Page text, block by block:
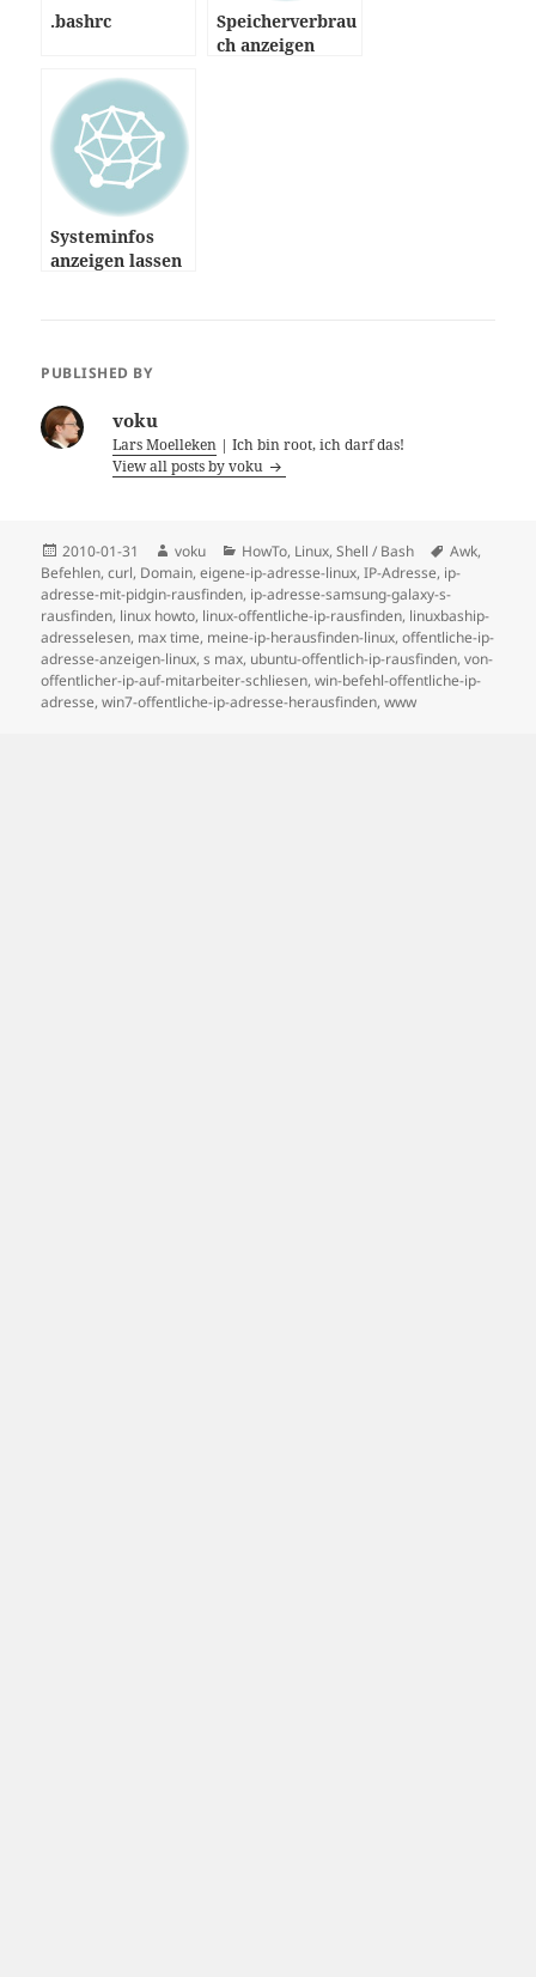
.bashrc
Speicherverbrau
ch anzeigen
Systeminfos
anzeigen lassen
PUBLISHED BY
voku
Lars Moelleken | Ich bin root, ich darf das!
View all posts by voku
Posted
on
2010-01-31 Author
voku Categories
HowTo, Linux,Shell / Bash Tags
Awk,
Befehlen,curl, Domain,eigene-ip-adresse-linux,IP-Adresse, ip-
adresse-mit-pidgin-rausfinden, ip-adresse-samsung-galaxy-s-
rausfinden, linux howto, linux-offentliche-ip-rausfinden, linuxbaship-
adresselesen, max time, meine-ip-herausfinden-linux,offentliche-ip-
adresse-anzeigen-linux,s max, ubuntu-offentlich-ip-rausfinden,von-
offentlicher-ip-auf-mitarbeiter-schliesen,win-befehl-offentliche-ip-
adresse,win7-offentliche-ip-adresse-herausfinden,www